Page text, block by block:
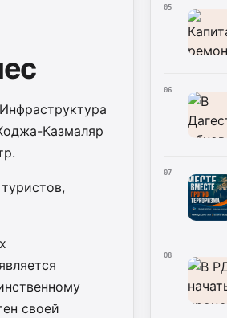
Казмаляр
своей
05
06
07
08